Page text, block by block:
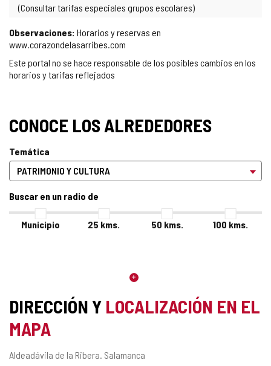
(Consultar tarifas especiales grupos escolares)
Observaciones: Horarios y reservas en
www.corazondelasarribes.com
Este portal no se hace responsable de los posibles cambios en los
horarios y tarifas reflejados
CONOCE LOS ALREDEDORES
Temática
Buscar en un radio de
Municipio 25 kms. 50 kms. 100 kms.
DIRECCIÓN Y LOCALIZACIÓN EN EL
MAPA
Dirección
Aldeadávila de la Ribera. Salamanca